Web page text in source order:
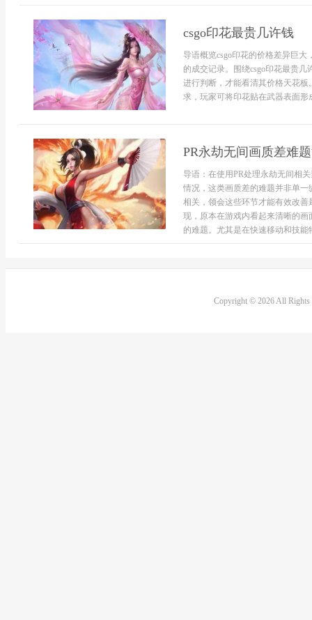
csgo印花最贵几许钱
导语概览csgo印花的价格差异巨
的成交记录。围绕csgo印花最贵
进行判断，才能看清其价格天花
求，玩家可将印花贴在武器表面
PR永劫无间画质差难
导语：在使用PR处理永劫无间相
情况，这类画质差的难题并非单
相关，领会这些环节才能有效改
现，原本在游戏内看起来清晰的
的难题。尤其是在快速移动和技能
Copyright © 2026 All